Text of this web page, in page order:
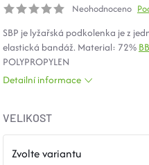
Neohodnoceno
SBP je lyžařská podkolenka je z
elastická bandáž. Material: 72%
POLYPROPYLEN
Detailní informace
VELIKOST